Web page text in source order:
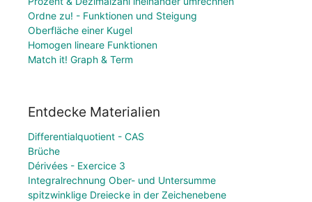
Ordne zu! - Funktionen und Steigung
Oberfläche einer Kugel
Homogen lineare Funktionen
Match it! Graph & Term
Entdecke Materialien
Differentialquotient - CAS
Brüche
Dérivées - Exercice 3
Integralrechnung Ober- und Untersumme
spitzwinklige Dreiecke in der Zeichenebene